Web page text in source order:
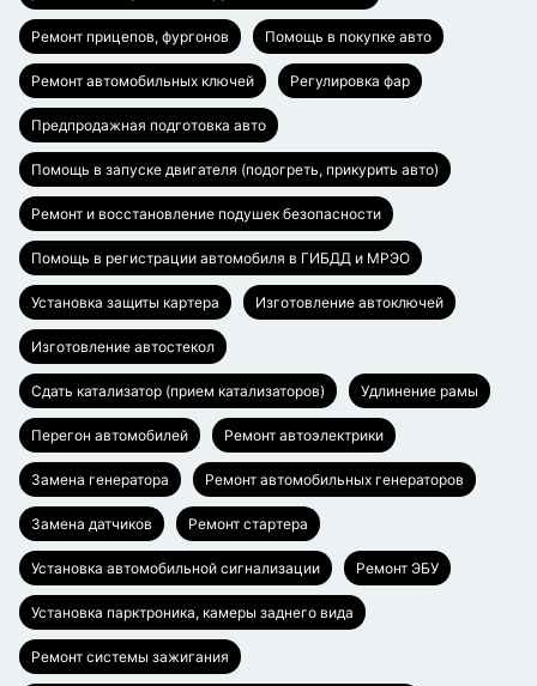
Ремонт прицепов, фургонов Помощь в покупке авто
Ремонт автомобильных ключей Регулировка фар
Предпродажная подготовка авто
Помощь в запуске двигателя (подогреть, прикурить авто)
Ремонт и восстановление подушек безопасности
Помощь в регистрации автомобиля в ГИБДД и МРЭО
Установка защиты картера Изготовление автоключей
Изготовление автостекол
Сдать катализатор (прием катализаторов) Удлинение рамы
Перегон автомобилей Ремонт автоэлектрики
Замена генератора Ремонт автомобильных генераторов
Замена датчиков Ремонт стартера
Установка автомобильной сигнализации Ремонт ЭБУ
Установка парктроника, камеры заднего вида
Ремонт системы зажигания